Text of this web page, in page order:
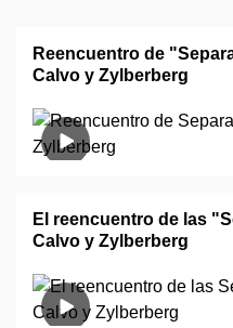
Reencuentro de
Calvo y Zylberberg
El reencuentro de las
Calvo y Zylberberg